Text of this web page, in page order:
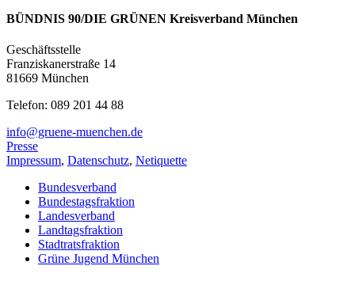
BÜNDNIS 90/DIE GRÜNEN Kreisverband München
Geschäftsstelle
Franziskanerstraße 14
81669 München
Telefon: 089 201 44 88
info@gruene-muenchen.de
Presse
Impressum, Datenschutz, Netiquette
Bundesverband
Bundestagsfraktion
Landesverband
Landtagsfraktion
Stadtratsfraktion
Grüne Jugend München